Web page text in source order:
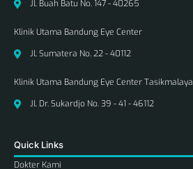
Jl. Buah Batu No. 147 - 40265
Klinik Utama Bandung Eye Center
Jl. Sumatera No. 22 - 40112
Klinik Utama Bandung Eye Center Tasikmalaya
Jl. Dr. Sukardjo No. 39 - 41 - 46112
Quick Links
Dokter Kami